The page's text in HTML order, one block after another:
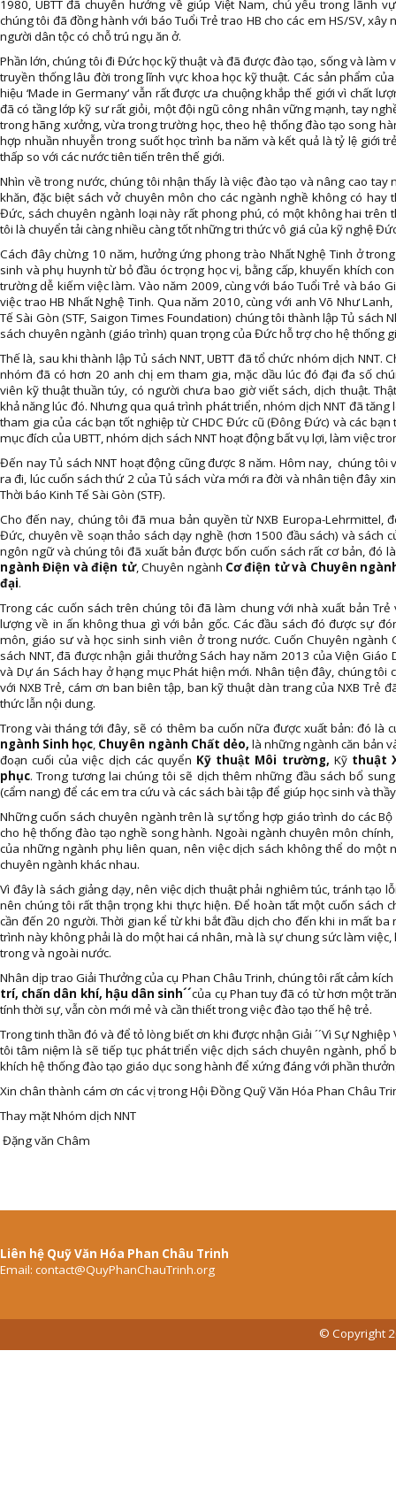
1980, UBTT đã chuyển hướng về giúp Việt Nam, chủ yếu trong lãnh
chúng tôi đã đồng hành với báo Tuổi Trẻ trao HB cho các em HS/SV,
người dân tộc có chỗ trú ngụ ăn ở.
Phần lớn, chúng tôi đi Đức học kỹ thuật và đã được đào tạo, sống và làm
truyền thống lâu đời trong lĩnh vực khoa học kỹ thuật. Các sản phẩm
hiệu ‘Made in Germany‘ vẫn rất được ưa chuộng khắp thế giới vì chất
đã có tầng lớp kỹ sư rất giỏi, một đội ngũ công nhân vững mạnh, tay
trong hãng xưởng, vừa trong trường học, theo hệ thống đào tạo song
hợp nhuần nhuyễn trong suốt học trình ba năm và kết quả là tỷ lệ giới
thấp so với các nước tiên tiến trên thế giới.
Nhìn về trong nước, chúng tôi nhận thấy là việc đào tạo và nâng cao
khăn, đặc biệt sách vở chuyên môn cho các ngành nghề không có hay
Đức, sách chuyên ngành loại này rất phong phú, có một không hai trên
tôi là chuyển tải càng nhiều càng tốt những tri thức vô giá của kỹ nghệ
Cách đây chừng 10 năm, hưởng ứng phong trào Nhất Nghệ Tinh ở
sinh và phụ huynh từ bỏ đầu óc trọng học vị, bằng cấp, khuyến khích
trường dễ kiếm việc làm. Vào năm 2009, cùng với báo Tuổi Trẻ và báo
việc trao HB Nhất Nghệ Tinh. Qua năm 2010, cùng với anh Võ Như
Tế Sài Gòn (STF, Saigon Times Foundation) chúng tôi thành lập Tủ sách
sách chuyên ngành (giáo trình) quan trọng của Đức hỗ trợ cho hệ thống
Thế là, sau khi thành lập Tủ sách NNT, UBTT đã tổ chức nhóm dịch NNT.
nhóm đã có hơn 20 anh chị em tham gia, mặc dầu lúc đó đại đa số
viên kỹ thuật thuần túy, có người chưa bao giờ viết sách, dịch thuật.
khả năng lúc đó. Nhưng qua quá trình phát triển, nhóm dịch NNT đã
tham gia của các bạn tốt nghiệp từ CHDC Đức cũ (Đông Đức) và các
mục đích của UBTT, nhóm dịch sách NNT hoạt động bất vụ lợi, làm việc
Đến nay Tủ sách NNT hoạt động cũng được 8 năm. Hôm nay, chúng tôi
ra đi, lúc cuốn sách thứ 2 của Tủ sách vừa mới ra đời và nhân tiện đây
Thời báo Kinh Tế Sài Gòn (STF).
Cho đến nay, chúng tôi đã mua bản quyền từ NXB Europa-Lehrmittel,
Đức, chuyên về soạn thảo sách dạy nghề (hơn 1500 đầu sách) và sách
ngôn ngữ và chúng tôi đã xuất bản được bốn cuốn sách rất cơ bản, đó
ngành Điện và điện tử, Chuyên ngành Cơ điện tử và Chuyên
đại.
Trong các cuốn sách trên chúng tôi đã làm chung với nhà xuất bản
lượng về in ấn không thua gì với bản gốc. Các đầu sách đó được sự
môn, giáo sư và học sinh sinh viên ở trong nước. Cuốn Chuyên ngành
sách NNT, đã được nhận giải thưởng Sách hay năm 2013 của Viện Giáo
và Dự án Sách hay ở hạng mục Phát hiện mới. Nhân tiện đây, chúng tôi
với NXB Trẻ, cám ơn ban biên tập, ban kỹ thuật dàn trang của NXB Trẻ
thức lẫn nội dung.
Trong vài tháng tới đây, sẽ có thêm ba cuốn nữa được xuất bản: đó là
ngành Sinh học, Chuyên ngành Chất dẻo, là những ngành căn bản
đoạn cuối của việc dịch các quyển Kỹ thuật Môi trường, Kỹ thuật
phục. Trong tương lai chúng tôi sẽ dịch thêm những đầu sách bổ
(cẩm nang) để các em tra cứu và các sách bài tập để giúp học sinh và
Những cuốn sách chuyên ngành trên là sự tổng hợp giáo trình do các
cho hệ thống đào tạo nghề song hành. Ngoài ngành chuyên môn
của những ngành phụ liên quan, nên việc dịch sách không thể do một
chuyên ngành khác nhau.
Vì đây là sách giảng dạy, nên việc dịch thuật phải nghiêm túc, tránh tạo
nên chúng tôi rất thận trọng khi thực hiện. Để hoàn tất một cuốn sách
cần đến 20 người. Thời gian kể từ khi bắt đầu dịch cho đến khi in mất
trình này không phải là do một hai cá nhân, mà là sự chung sức làm
trong và ngoài nước.
Nhân dịp trao Giải Thưởng của cụ Phan Châu Trinh, chúng tôi rất cảm
trí, chấn dân khí, hậu dân sinh´´của cụ Phan tuy đã có từ hơn một
tính thời sự, vẫn còn mới mẻ và cần thiết trong việc đào tạo thế hệ trẻ.
Trong tinh thần đó và để tỏ lòng biết ơn khi được nhận Giải ´´Vì Sự Nghiệp
tôi tâm niệm là sẽ tiếp tục phát triển việc dịch sách chuyên ngành, phổ
khích hệ thống đào tạo giáo dục song hành để xứng đáng với phần
Xin chân thành cám ơn các vị trong Hội Đồng Quỹ Văn Hóa Phan Châu
Thay mặt Nhóm dịch NNT
Đặng văn Châm
Liên hệ Quỹ Văn Hóa Phan Châu Trinh
Email: contact@QuyPhanChauTrinh.org
© Copyright